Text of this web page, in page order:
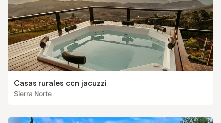
Casas rurales con jacuzzi
Sierra Norte